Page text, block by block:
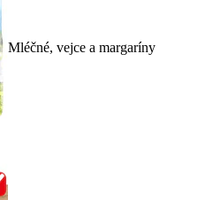
Mléčné, vejce a margaríny